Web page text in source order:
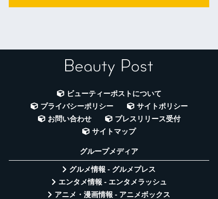
ビューティーポストについて
プライバシーポリシー
サイトポリシー
お問い合わせ
プレスリリース受付
サイトマップ
グループメディア
グルメ情報 - グルメプレス
エンタメ情報 - エンタメラッシュ
アニメ・漫画情報 - アニメボックス